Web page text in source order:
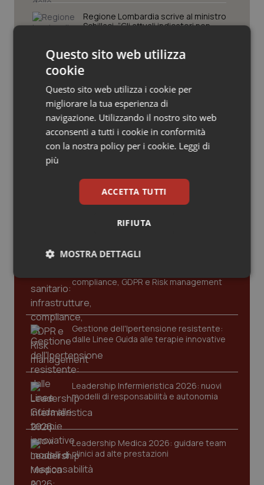
Oncologia & Nutrizione
Psoriasi & pelle
Quotidiano Cardiologia
Quotidiano Chirurgia
Quotidiano Oncologia
Quotidiano Pediatria
Rene & patologie urogenitali
Salute orale & impianti
Sangue & coagulazione
Tiroide
Tumore al seno
Tumore ovarico
Tumori del Polmone & Testa Collo
Tumori gastrointestinali
Regione Lombardia scrive al ministro
Schillaci: “Gli attuali indicatori non
Case di comunità. La sfida ora è
punto della Conferenza delle Regioni
San Raffaele di Milano. Ispezioni e
criticità riscontrate, stop al
laboratorio di Embriologia
Ultime analisi e review da QS Pro
compliance, GDPR e Risk management
Gestione dell'Ipertensione resistente:
dalle Linee Guida alle terapie innovative
Leadership Infermieristica 2026: nuovi
modelli di responsabilità e autonomia
Leadership Medica 2026: guidare team
clinici ad alte prestazioni
Questo sito web utilizza
cookie
Questo sito web utilizza i cookie per
migliorare la tua esperienza di
navigazione. Utilizzando il nostro sito web
acconsenti a tutti i cookie in conformità
con la nostra policy per i cookie. Leggi di
più
ACCETTA TUTTI
RIFIUTA
MOSTRA DETTAGLI
Necessari Statistici Marketing
Necessari
I cookie necessari contribuiscono a rendere fruibile il
sito web abilitandone funzionalità di base quali la
navigazione sulle pagine e l'accesso alle aree
protette del sito. Il sito web non è in grado di
funzionare correttamente senza questi cookie.
Nome
Fornitore / Dominio
VISITOR_PRIVACY_METADATA
YouTube